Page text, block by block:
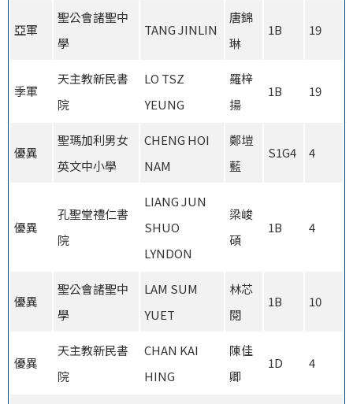
亞軍
聖公會諸聖中
學
TANG JINLIN
唐錦
琳
1B 19
季軍
天主教新民書
院
LO TSZ
YEUNG
羅梓
揚
1B 19
優異
聖瑪加利男女
英文中小學
CHENG HOI
NAM
鄭塏
藍
S1G4 4
優異
孔聖堂禮仁書
院
LIANG JUN
SHUO
LYNDON
梁峻
碩
1B 4
優異
聖公會諸聖中
學
LAM SUM
YUET
林芯
閱
1B 10
優異
天主教新民書
院
CHAN KAI
HING
陳佳
卿
1D 4